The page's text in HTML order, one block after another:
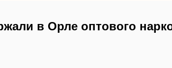
в Орле оптового